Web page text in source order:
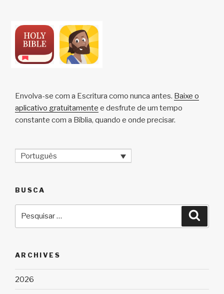
Envolva-se com a Escritura como nunca antes. Baixe o
aplicativo gratuitamente e desfrute de um tempo
constante com a Bíblia, quando e onde precisar.
Português
BUSCA
ARCHIVES
2026